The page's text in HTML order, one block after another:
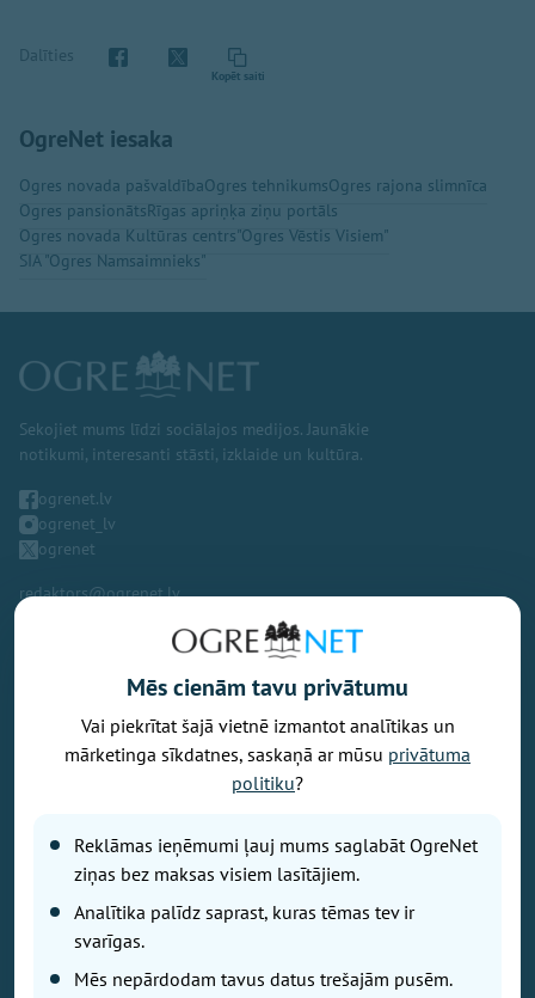
Dalīties
Kopēt saiti
OgreNet iesaka
Ogres novada pašvaldībaOgres tehnikumsOgres rajona slimnīca
Ogres pansionātsRīgas apriņķa ziņu portāls
Ogres novada Kultūras centrs"Ogres Vēstis Visiem"
SIA "Ogres Namsaimnieks"
Sekojiet mums līdzi sociālajos medijos. Jaunākie
notikumi, interesanti stāsti, izklaide un kultūra.
ogrenet.lv
ogrenet_lv
ogrenet
redaktors@ogrenet.lv
Vēlaties izteikt savu viedokli par portālu? Pamanījāt kļūdu? Ir
problēma, ko vēlaties apspriest publiski? Vēlaties iesūtīt rakstu par
Jums aktuālu tēmu? Varbūt Jums vajadzīgs padoms? Rakstiet uz
Izdevējs: SIA "Ogres Balss".
Juridiskā adrese: Lāčplēša iela 24
Ētikas kodeks
Mēs cienām tavu privātumu
Vai piekrītat šajā vietnē izmantot analītikas un
mārketinga sīkdatnes, saskaņā ar mūsu privātuma
politiku?
Reklāmas ieņēmumi ļauj mums saglabāt OgreNet
ziņas bez maksas visiem lasītājiem.
Analītika palīdz saprast, kuras tēmas tev ir
svarīgas.
Mēs nepārdodam tavus datus trešajām pusēm.